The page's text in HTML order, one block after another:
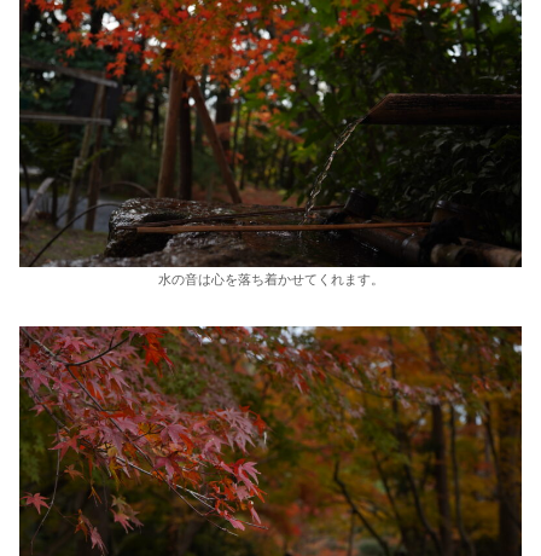
水の音は心を落ち着かせてくれます。